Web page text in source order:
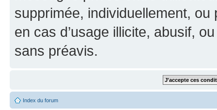
supprimée, individuellement, ou
en cas d’usage illicite, abusif,
sans préavis.
Index du forum